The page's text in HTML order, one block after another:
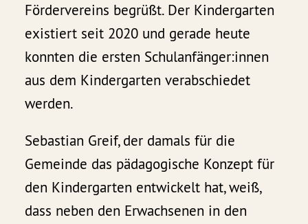
Fördervereins begrüßt. Der Kindergarten
existiert seit 2020 und gerade heute
konnten die ersten Schulanfänger:innen
aus dem Kindergarten verabschiedet
werden.
Sebastian Greif, der damals für die
Gemeinde das pädagogische Konzept für
den Kindergarten entwickelt hat, weiß,
dass neben den Erwachsenen in den